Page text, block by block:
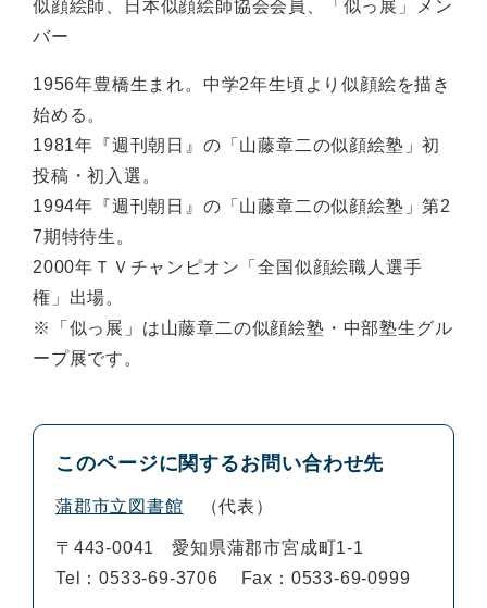
似顔絵師、日本似顔絵師協会会員、「似っ展」メン
バー
1956年豊橋生まれ。中学2年生頃より似顔絵を描き
始める。
1981年『週刊朝日』の「山藤章二の似顔絵塾」初
投稿・初入選。
1994年『週刊朝日』の「山藤章二の似顔絵塾」第2
7期特待生。
2000年ＴＶチャンピオン「全国似顔絵職人選手
権」出場。
※「似っ展」は山藤章二の似顔絵塾・中部塾生グル
ープ展です。
このページに関するお問い合わせ先
蒲郡市立図書館 代表
〒443-0041
愛知県蒲郡市宮成町1-1
Tel：0533-69-3706
Fax：0533-69-0999